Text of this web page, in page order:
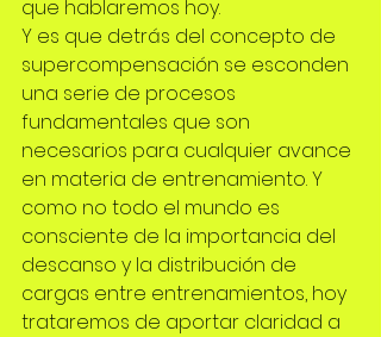
que hablaremos hoy.
Y es que detrás del concepto de
supercompensación se esconden
una serie de procesos
fundamentales que son
necesarios para cualquier avance
en materia de entrenamiento. Y
como no todo el mundo es
consciente de la importancia del
descanso y la distribución de
cargas entre entrenamientos, hoy
trataremos de aportar claridad a